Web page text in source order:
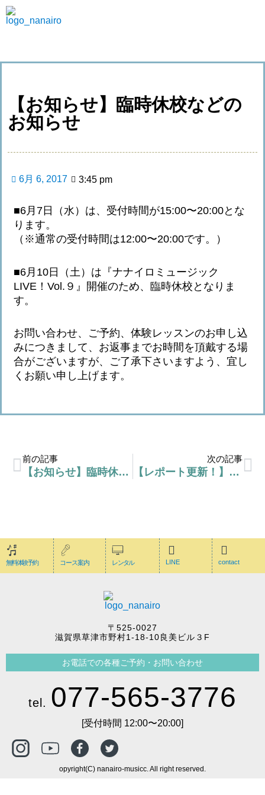
【お知らせ】臨時休校などの
お知らせ
6月 6, 2017 3:45 pm
■6月7日（水）は、受付時間が15:00〜20:00とな
ります。
（※通常の受付時間は12:00〜20:00です。）
■6月10日（土）は『ナナイロミュージック
LIVE！Vol.９』開催のため、臨時休校となりま
す。
お問い合わせ、ご予約、体験レッスンのお申し込
みにつきまして、お返事までお時間を頂戴する場
合がございますが、ご了承下さいますよう、宜し
くお願い申し上げます。
前の記事
【お知らせ】臨時休校日について
次の記事
【レポート更新！】『ナナイロミュージックLIVE！Vol.９』終了しました！⇒続きはclick★here♪
無料体験予約 コース案内 レンタル LINE contact
〒525-0027
滋賀県草津市野村1-18-10良美ビル３F
お電話での各種ご予約・お問い合わせ
tel. 077-565-3776
[受付時間 12:00〜20:00]
opyright(C) nanairo-musicc. All right reserved.